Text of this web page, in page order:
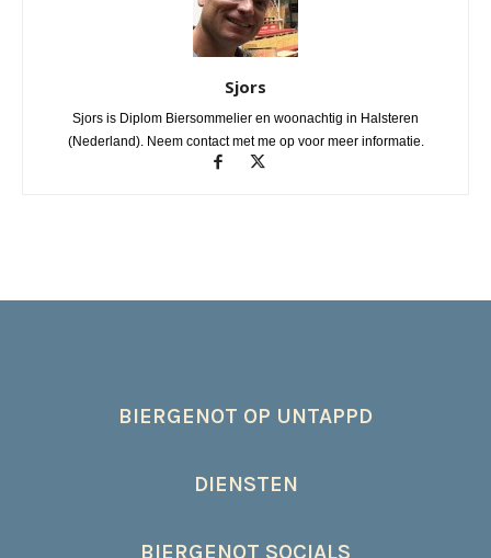
Sjors
Sjors is Diplom Biersommelier en woonachtig in Halsteren
(Nederland). Neem contact met me op voor meer informatie.
BIERGENOT OP UNTAPPD
DIENSTEN
BIERGENOT SOCIALS